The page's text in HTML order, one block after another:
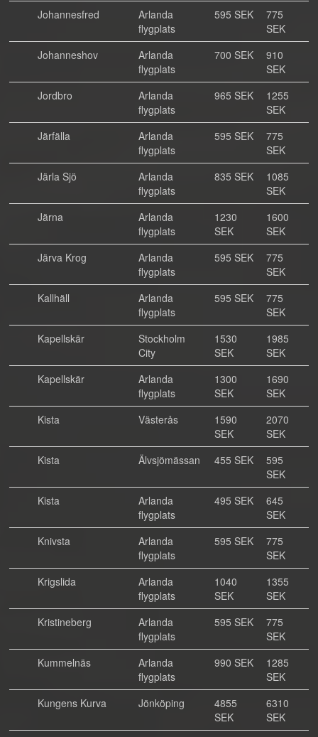
Johannesfred
Arlanda
flygplats
595 SEK
775
SEK
Johanneshov
Arlanda
flygplats
700 SEK
910
SEK
Jordbro
Arlanda
flygplats
965 SEK
1255
SEK
Järfälla
Arlanda
flygplats
595 SEK
775
SEK
Järla Sjö
Arlanda
flygplats
835 SEK
1085
SEK
Järna
Arlanda
flygplats
1230
SEK
1600
SEK
Järva Krog
Arlanda
flygplats
595 SEK
775
SEK
Kallhäll
Arlanda
flygplats
595 SEK
775
SEK
Kapellskär
Stockholm
City
1530
SEK
1985
SEK
Kapellskär
Arlanda
flygplats
1300
SEK
1690
SEK
Kista
Västerås
1590
SEK
2070
SEK
Kista
Älvsjömässan 455 SEK
595
SEK
Kista
Arlanda
flygplats
495 SEK
645
SEK
Knivsta
Arlanda
flygplats
595 SEK
775
SEK
Krigslida
Arlanda
flygplats
1040
SEK
1355
SEK
Kristineberg
Arlanda
flygplats
595 SEK
775
SEK
Kummelnäs
Arlanda
flygplats
990 SEK
1285
SEK
Kungens Kurva
Jönköping
4855
SEK
6310
SEK